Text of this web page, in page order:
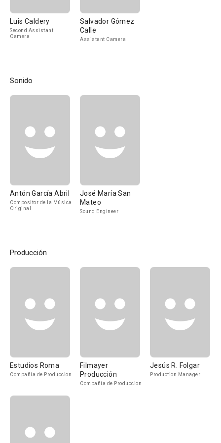
Luis Caldery
Second Assistant
Camera
Salvador Gómez
Calle
Assistant Camera
Sonido
Antón García Abril
Compositor de la Música
Original
José María San
Mateo
Sound Engineer
Producción
Estudios Roma
Compañía de Produccion
Filmayer
Producción
Compañía de Produccion
Jesús R. Folgar
Production Manager